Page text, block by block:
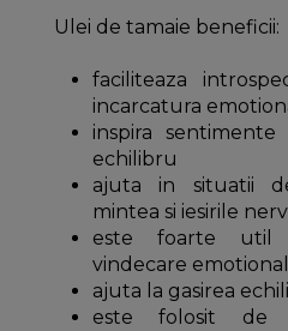
Ulei de tamaie beneficii:
faciliteaza
incarcatura
inspira
echilibru
ajuta in situatii
mintea si iesirile
este foarte util
vindecare
ajuta la gasirea
este folosit de